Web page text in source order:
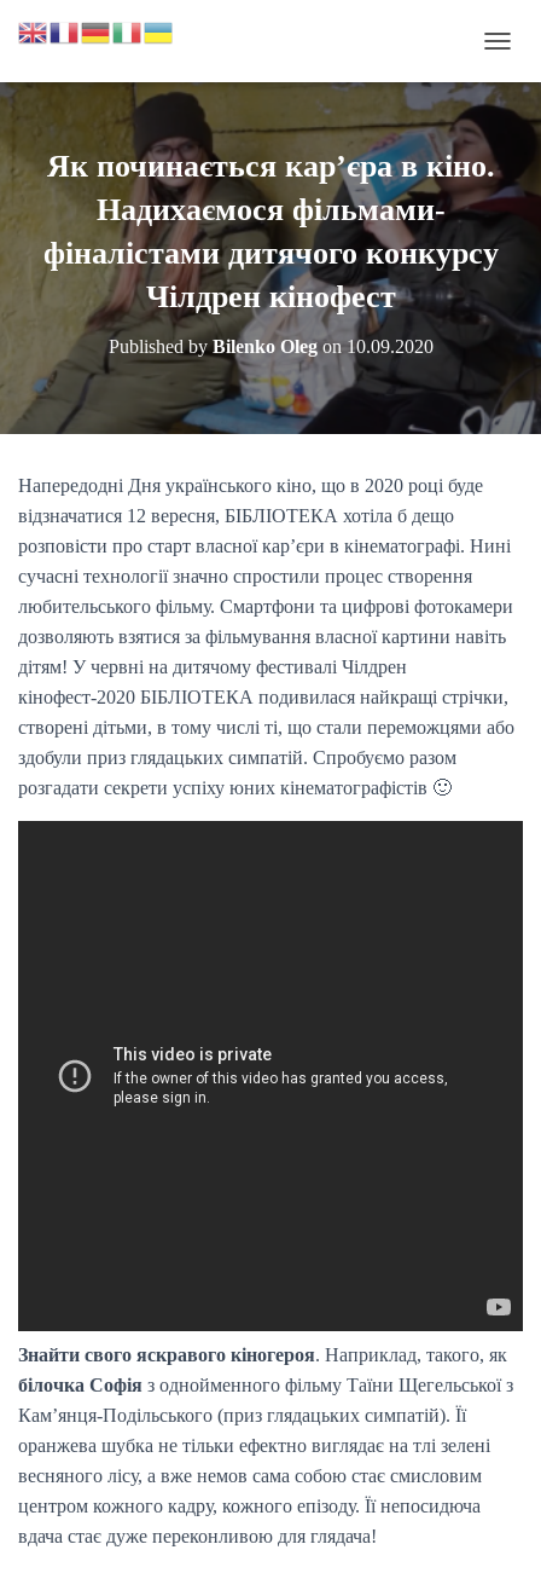
Е
Р
К
Н
А
Ц
Як починається кар’єра в кіно.
Надихаємося фільмами-
фіналістами дитячого конкурсу
Чілдрен кінофест
Published byBilenko Olegon10.09.2020
Напередодні Дня українського кіно, що в 2020 році буде
відзначатися 12 вересня, БІБЛІОТЕКА хотіла б дещо
розповісти про старт власної кар’єри в кінематографі. Нині
сучасні технології значно спростили процес створення
любительського фільму. Смартфони та цифрові фотокамери
дозволяють взятися за фільмування власної картини навіть
дітям! У червні на дитячому фестивалі Чілдрен
кінофест-2020 БІБЛІОТЕКА подивилася найкращі стрічки,
створені дітьми, в тому числі ті, що стали переможцями або
здобули приз глядацьких симпатій. Спробуємо разом
розгадати секрети успіху юних кінематографістів 🙂
Знайти свого яскравого кіногероя. Наприклад, такого, як
білочка Софія з однойменного фільму Таїни Щегельської з
Кам’янця-Подільського (приз глядацьких симпатій). Її
оранжева шубка не тільки ефектно виглядає на тлі зелені
весняного лісу, а вже немов сама собою стає смисловим
центром кожного кадру, кожного епізоду. Її непосидюча
вдача стає дуже переконливою для глядача!